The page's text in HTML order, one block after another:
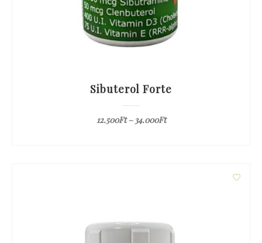
Sibuterol Forte
12.500Ft– 34.000Ft